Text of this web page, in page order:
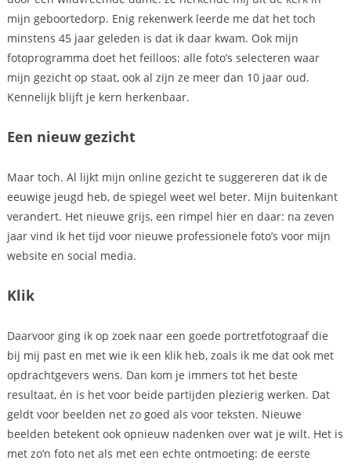
mijn geboortedorp. Enig rekenwerk leerde me dat het toch
minstens 45 jaar geleden is dat ik daar kwam. Ook mijn
fotoprogramma doet het feilloos: alle foto’s selecteren waar
mijn gezicht op staat, ook al zijn ze meer dan 10 jaar oud.
Kennelijk blijft je kern herkenbaar.
Een nieuw gezicht
Maar toch. Al lijkt mijn online gezicht te suggereren dat ik de
eeuwige jeugd heb, de spiegel weet wel beter. Mijn buitenkant
verandert. Het nieuwe grijs, een rimpel hier en daar: na zeven
jaar vind ik het tijd voor nieuwe professionele foto’s voor mijn
website en social media.
Klik
Daarvoor ging ik op zoek naar een goede portretfotograaf die
bij mij past en met wie ik een klik heb, zoals ik me dat ook met
opdrachtgevers wens. Dan kom je immers tot het beste
resultaat, én is het voor beide partijden plezierig werken. Dat
geldt voor beelden net zo goed als voor teksten. Nieuwe
beelden betekent ook opnieuw nadenken over wat je wilt. Het is
met zo’n foto net als met een echte ontmoeting: de eerste